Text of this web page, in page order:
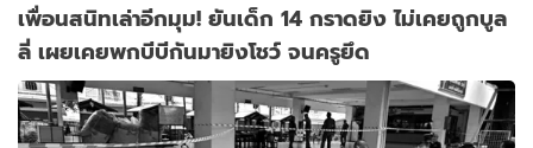
เพื่อนสนิทเล่าอีกมุม! ยันเด็ก 14 กราดยิง ไม่เคยถูกบูล
ลี่ เผยเคยพกบีบีกันมายิงโชว์ จนครูยึด